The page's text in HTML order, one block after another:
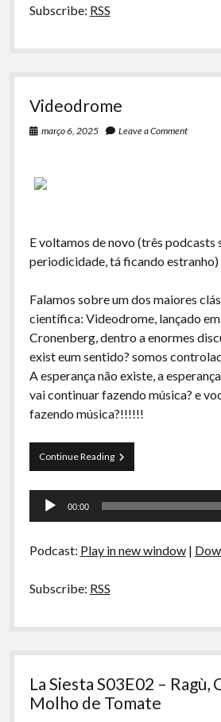
Subscribe: RSS
Videodrome
março 6, 2025 Leave a Comment
E voltamos de novo (três podcasts
periodicidade, tá ficando estranho)
Falamos sobre um dos maiores
científica: Videodrome, lançado
Cronenberg, dentro a enormes
exist eum sentido? somos
A esperança não existe, a
vai continuar fazendo música? e
fazendo música?!!!!!!
Continue ReadingVideodrome
Tocador
00:00
Podcast: Play in new window|
Subscribe: RSS
La Siesta S03E02 – Ragù,
Molho de Tomate